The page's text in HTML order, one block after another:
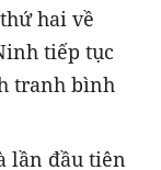
hai về
tiếp tục
tranh bình
lần đầu tiên